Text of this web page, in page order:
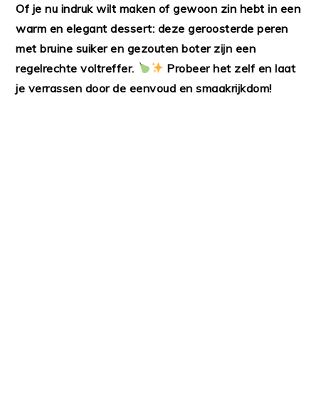
Of je nu indruk wilt maken of gewoon zin hebt in een
warm en elegant dessert: deze geroosterde peren
met bruine suiker en gezouten boter zijn een
regelrechte voltreffer.
Probeer het zelf en laat
je verrassen door de eenvoud en smaakrijkdom!